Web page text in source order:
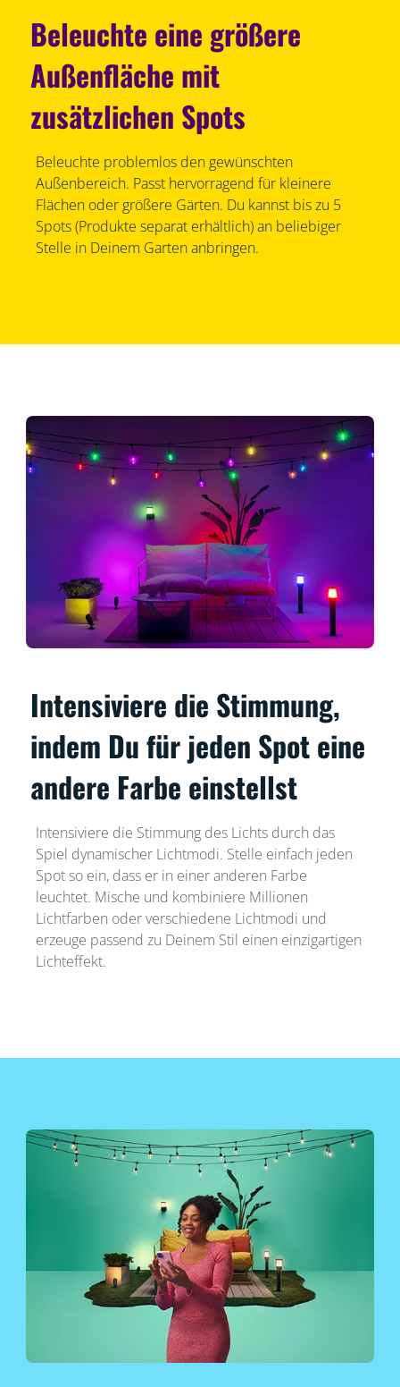
Beleuchte eine größere
Außenfläche mit
zusätzlichen Spots
Beleuchte problemlos den gewünschten
Außenbereich. Passt hervorragend für kleinere
Flächen oder größere Gärten. Du kannst bis zu 5
Spots (Produkte separat erhältlich) an beliebiger
Stelle in Deinem Garten anbringen.
Intensiviere die Stimmung,
indem Du für jeden Spot eine
andere Farbe einstellst
Intensiviere die Stimmung des Lichts durch das
Spiel dynamischer Lichtmodi. Stelle einfach jeden
Spot so ein, dass er in einer anderen Farbe
leuchtet. Mische und kombiniere Millionen
Lichtfarben oder verschiedene Lichtmodi und
erzeuge passend zu Deinem Stil einen einzigartigen
Lichteffekt.